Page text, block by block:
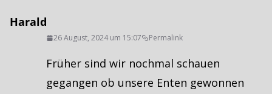
Harald
26 August, 2024 um 15:07 Permalink
Früher sind wir nochmal schauen
gegangen ob unsere Enten gewonnen